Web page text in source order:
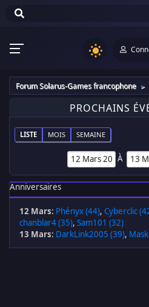
Forum Solarus-Games francophone ►
PROCHAINS
LISTE MOIS SEMAINE
À
Anniversaires
12 Mars: Phényx (44), Cyberclic
chanblar4 (35), Sam101 (32)
13 Mars: DarkLink2005 (39),